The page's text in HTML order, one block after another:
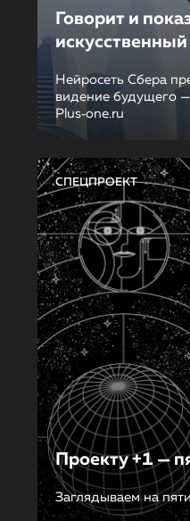
Говорит и
Нейросеть Сбера
видение будущего
Plus‑one.ru
СПЕЦПРОЕКТ
Проекту +1 —
Заглядываем на